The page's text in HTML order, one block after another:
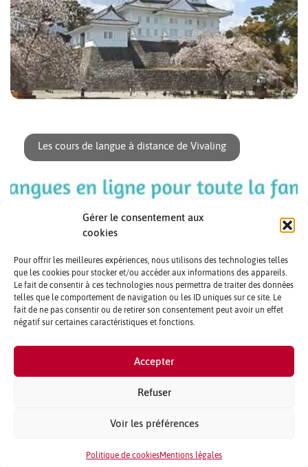
Gérer le consentement aux
cookies
Pour offrir les meilleures expériences, nous utilisons des technologies telles
que les cookies pour stocker et/ou accéder aux informations des appareils.
Le fait de consentir à ces technologies nous permettra de traiter des données
telles que le comportement de navigation ou les ID uniques sur ce site. Le
fait de ne pas consentir ou de retirer son consentement peut avoir un effet
négatif sur certaines caractéristiques et fonctions.
Accepter
Refuser
Voir les préférences
Politique de cookiesMentions légales
Les cours de langue à distance de Vivaling
A Tokyo il n’est pas toujours facile de trouver un professeur
à son goût dans le domaine [...]